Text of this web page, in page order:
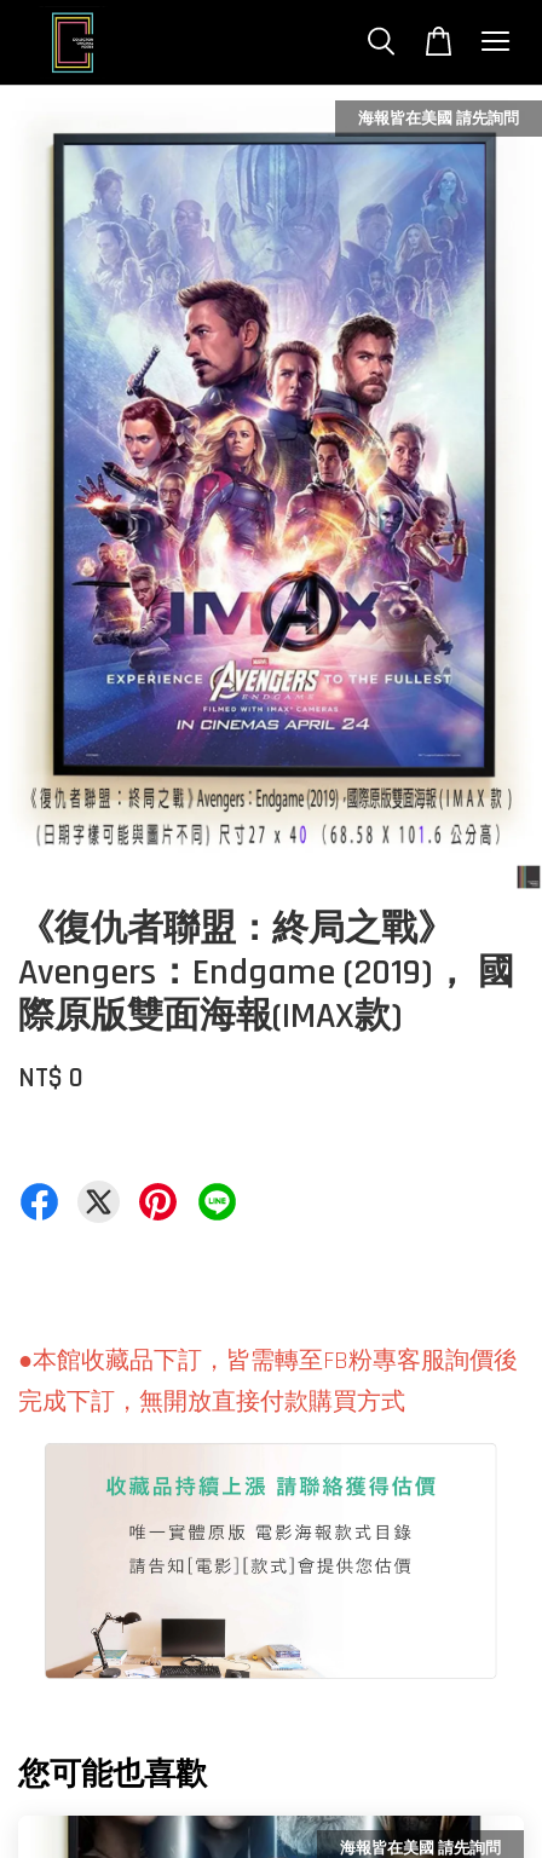
海報皆在美國 請先詢問
《復仇者聯盟：終局之戰》
Avengers：Endgame (2019)， 國
際原版雙面海報(IMAX款)
NT$ 0
●本館收藏品下訂，皆需轉至FB粉專客服詢價後
完成下訂，無開放直接付款購買方式
您可能也喜歡
海報皆在美國 請先詢問